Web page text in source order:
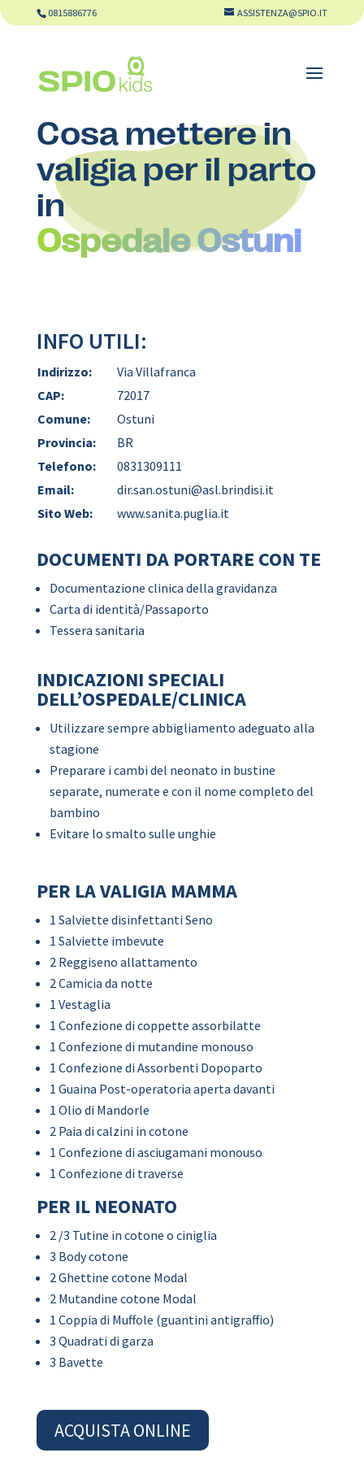
0815886776 ASSISTENZA@SPIO.IT
Cosa mettere in
valigia per il parto
in
Ospedale Ostuni
INFO UTILI:
Indirizzo:
Via Villafranca
CAP:
72017
Comune:
Ostuni
Provincia:
BR
Telefono:
0831309111
Email:
dir.san.ostuni@asl.brindisi.it
Sito Web:
www.sanita.puglia.it
DOCUMENTI DA PORTARE CON TE
Documentazione clinica della gravidanza
Carta di identità/Passaporto
Tessera sanitaria
INDICAZIONI SPECIALI
DELL’OSPEDALE/CLINICA
Utilizzare sempre abbigliamento adeguato alla
stagione
Preparare i cambi del neonato in bustine
separate, numerate e con il nome completo del
bambino
Evitare lo smalto sulle unghie
PER LA VALIGIA MAMMA
1 Salviette disinfettanti Seno
1 Salviette imbevute
2 Reggiseno allattamento
2 Camicia da notte
1 Vestaglia
1 Confezione di coppette assorbilatte
1 Confezione di mutandine monouso
1 Confezione di Assorbenti Dopoparto
1 Guaina Post-operatoria aperta davanti
1 Olio di Mandorle
2 Paia di calzini in cotone
1 Confezione di asciugamani monouso
1 Confezione di traverse
PER IL NEONATO
2 /3 Tutine in cotone o ciniglia
3 Body cotone
2 Ghettine cotone Modal
2 Mutandine cotone Modal
1 Coppia di Muffole (guantini antigraffio)
3 Quadrati di garza
3 Bavette
ACQUISTA ONLINE